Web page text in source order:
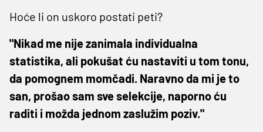
Hoće li on uskoro postati peti?
"Nikad me nije zanimala individualna
statistika, ali pokušat ću nastaviti u tom tonu,
da pomognem momčadi. Naravno da mi je to
san, prošao sam sve selekcije, naporno ću
raditi i možda jednom zaslužim poziv."